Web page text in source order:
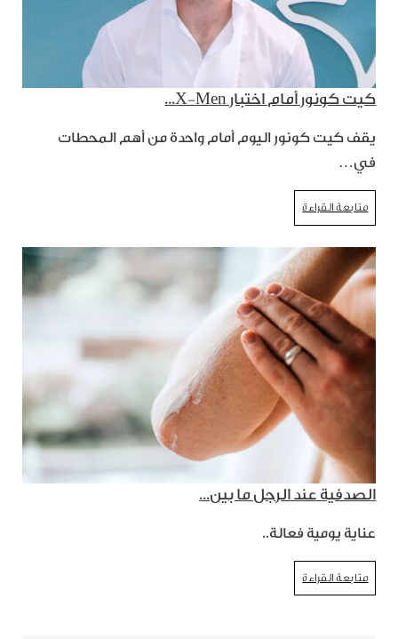
كيت كونور أمام اختبار X-Men...
يقف كيت كونور اليوم أمام واحدة من أهم المحطات
في…
متابعة القراءة
الصدفية عند الرجل ما بين...
عناية يومية فعالة..
متابعة القراءة